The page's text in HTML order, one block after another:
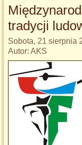
tradycji
Sobota, 21 sierpnia
Autor: AKS